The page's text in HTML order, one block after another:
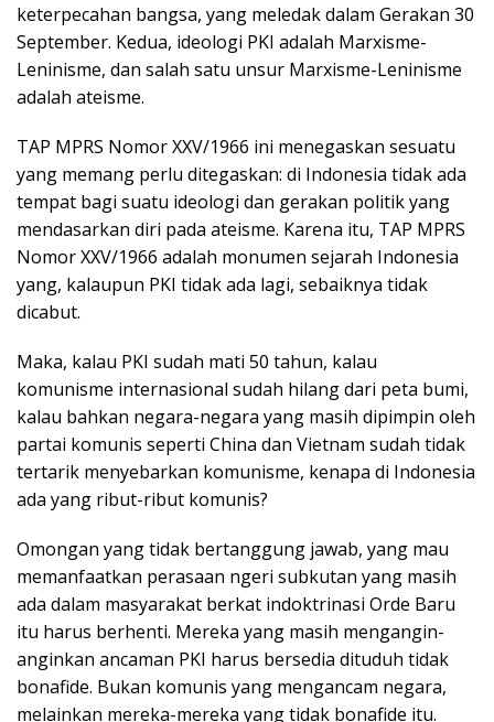
keterpecahan bangsa, yang meledak dalam Gerakan 30
September. Kedua, ideologi PKI adalah Marxisme-
Leninisme, dan salah satu unsur Marxisme-Leninisme
adalah ateisme.
TAP MPRS Nomor XXV/1966 ini menegaskan sesuatu
yang memang perlu ditegaskan: di Indonesia tidak ada
tempat bagi suatu ideologi dan gerakan politik yang
mendasarkan diri pada ateisme. Karena itu, TAP MPRS
Nomor XXV/1966 adalah monumen sejarah Indonesia
yang, kalaupun PKI tidak ada lagi, sebaiknya tidak
dicabut.
Maka, kalau PKI sudah mati 50 tahun, kalau
komunisme internasional sudah hilang dari peta bumi,
kalau bahkan negara-negara yang masih dipimpin oleh
partai komunis seperti China dan Vietnam sudah tidak
tertarik menyebarkan komunisme, kenapa di Indonesia
ada yang ribut-ribut komunis?
Omongan yang tidak bertanggung jawab, yang mau
memanfaatkan perasaan ngeri subkutan yang masih
ada dalam masyarakat berkat indoktrinasi Orde Baru
itu harus berhenti. Mereka yang masih mengangin-
anginkan ancaman PKI harus bersedia dituduh tidak
bonafide. Bukan komunis yang mengancam negara,
melainkan mereka-mereka yang tidak bonafide itu.